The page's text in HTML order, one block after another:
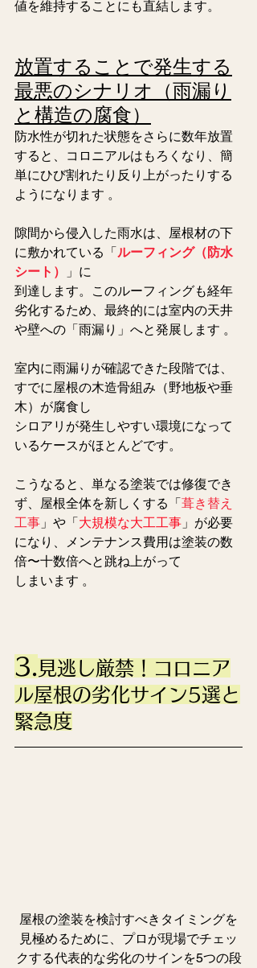
値を維持することにも直結します。
放置することで発生する
最悪のシナリオ（雨漏り
と構造の腐食）
防水性が切れた状態をさらに数年放置
すると、コロニアルはもろくなり、簡
単にひび割れたり反り上がったりする
ようになります 。
隙間から侵入した雨水は、屋根材の下
に敷かれている「ルーフィング（防水
シート）
」に
到達します。このルーフィングも経年
劣化するため、最終的には室内の天井
や壁への「雨漏り」へと発展します 。
室内に雨漏りが確認できた段階では、
すでに屋根の木造骨組み（野地板や垂
木）が腐食し
シロアリが発生しやすい環境になって
いるケースがほとんどです。
こうなると、単なる塗装では修復でき
ず、屋根全体を新しくする「葺き替え
工事 」や「大規模な大工工事 」が必要
になり、メンテナンス費用は塗装の数
倍〜十数倍へと跳ね上がって
しまいます 。
3. 見逃し厳禁！コロニア
ル屋根の劣化サイン5選と
緊急度
屋根の塗装を検討すべきタイミングを
見極めるために、プロが現場でチェッ
クする代表的な劣化のサインを5つの段